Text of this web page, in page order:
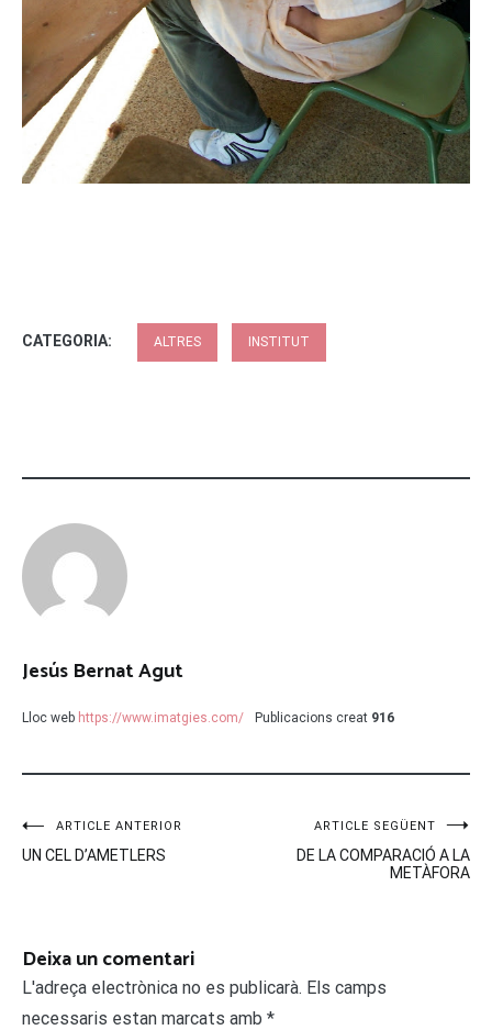
CATEGORIA: ALTRES INSTITUT
Jesús Bernat Agut
Lloc web https://www.imatgies.com/ Publicacions creat 916
Navegació
d'entrades
ARTICLE ANTERIOR
UN CEL D’AMETLERS
ARTICLE SEGÜENT
DE LA COMPARACIÓ A LA
METÀFORA
Deixa un comentari
L'adreça electrònica no es publicarà. Els camps
necessaris estan marcats amb *